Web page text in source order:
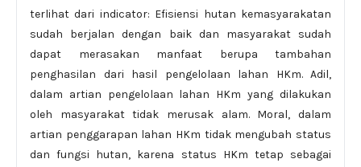
terlihat dari indicator: Efisiensi hutan kemasyarakatan
sudah berjalan dengan baik dan masyarakat sudah
dapat merasakan manfaat berupa tambahan
penghasilan dari hasil pengelolaan lahan HKm. Adil,
dalam artian pengelolaan lahan HKm yang dilakukan
oleh masyarakat tidak merusak alam. Moral, dalam
artian penggarapan lahan HKm tidak mengubah status
dan fungsi hutan, karena status HKm tetap sebagai